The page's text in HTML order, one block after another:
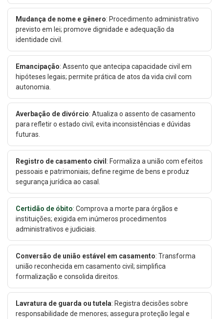
Mudança de nome e gênero: Procedimento administrativo
previsto em lei; promove dignidade e adequação da
identidade civil.
Emancipação: Assento que antecipa capacidade civil em
hipóteses legais; permite prática de atos da vida civil com
autonomia.
Averbação de divórcio: Atualiza o assento de casamento
para refletir o estado civil; evita inconsistências e dúvidas
futuras.
Registro de casamento civil : Formaliza a união com efeitos
pessoais e patrimoniais; define regime de bens e produz
segurança jurídica ao casal.
Certidão de óbito: Comprova a morte para órgãos e
instituições; exigida em inúmeros procedimentos
administrativos e judiciais.
Conversão de união estável em casamento: Transforma
união reconhecida em casamento civil; simplifica
formalização e consolida direitos.
Lavratura de guarda ou tutela: Registra decisões sobre
responsabilidade de menores; assegura proteção legal e